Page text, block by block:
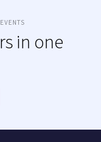
in one